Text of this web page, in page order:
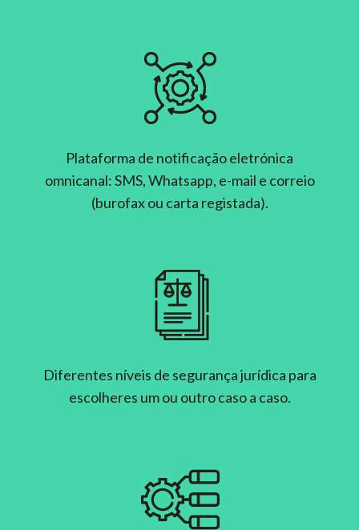
Plataforma de notificação eletrónica
omnicanal: SMS, Whatsapp, e-mail e correio
(burofax ou carta registada).
Diferentes níveis de segurança jurídica para
escolheres um ou outro caso a caso.